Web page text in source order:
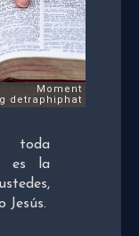
toda
es la
Jesús.